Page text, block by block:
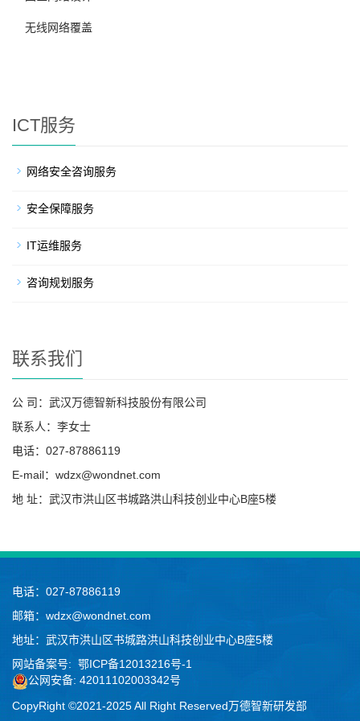
无线网络覆盖
ICT服务
网络安全咨询服务
安全保障服务
IT运维服务
咨询规划服务
联系我们
公 司：武汉万德智新科技股份有限公司
联系人：李女士
电话：027-87886119
E-mail：wdzx@wondnet.com
地 址：武汉市洪山区书城路洪山科技创业中心B座5楼
电话：027-87886119
邮箱：wdzx@wondnet.com
地址：武汉市洪山区书城路洪山科技创业中心B座5楼
网站备案号: 鄂ICP备12013216号-1
公网安备: 42011102003342号
CopyRight ©2021-2025 All Right Reserved万德智新研发部